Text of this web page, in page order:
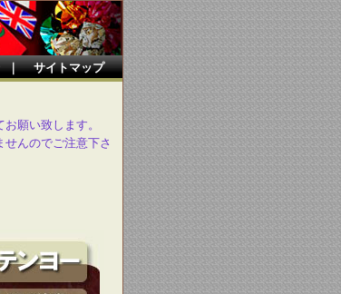
｜ サイトマップ
願い致します。
んのでご注意下さ